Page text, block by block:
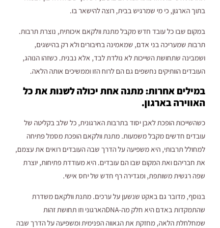
בתוך הארגון, כי מי שמרגיש בבית, רוצה להישאר בו.
במקום שבו כל עובד חדש מקבל מתנת וולקאם איכותית, נוצרת תרבות.
תרבות שמעריכה בני אדם, שמאמינה בחיבורים ולא רק בהישגים,
ושמבינה שתחושת השייכות לא נולדת לבד, אלא נבנית. כשזהו הנוהג,
העובדים הוותיקים נחשפים גם הם לרוח הזו וממשיכים אותה הלאה.
במילים אחרות: מתנה אחת יכולה לשנות את כל
האווירה בארגון.
כשהשייכות הופכת לאבן יסוד בתרבות הארגונית, כל שלב בקליטה של
עובדים חדשים מקבל משמעות. מתנת וולקאם הופכת מסמל פתיחה
למחולל תרבותי, היא משפיעה על הדרך שבה העובדים רואים את עצמם,
את חבריהם ואת המקום שבו הם עובדים. היא מעודדת פתיחות, יוצרת
שפה רגשית משותפת, ומגדירה רף חדש של יחס אישי.
בנוסף, מדובר גם באקט שנשען על ערכים. מתנת וולקאם משדרת
שהתמקדות באדם היא חלק מה-DNAהארגוני וזו תחושת זהות
שמחלחלת הלאה, מחזקת את הגאווה הפנימית ומשפיעה על הדרך שבה